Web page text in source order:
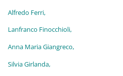
Alfredo Ferri,
Lanfranco Finocchioli,
Anna Maria Giangreco,
Silvia Girlanda,